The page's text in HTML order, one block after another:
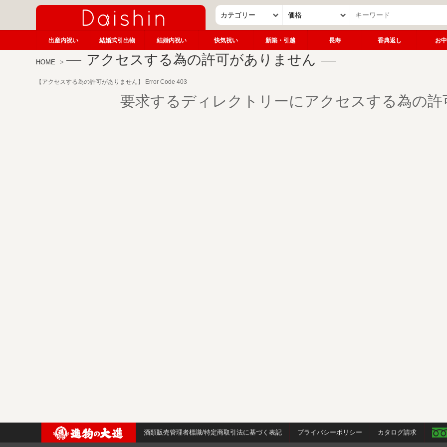
出産内祝い 結婚式引出物 結婚内祝い 快気祝い 新築・引越 長寿 香典返し お
HOME アクセスする為の許可がありません
【アクセスする為の許可がありません】 Error Code 403
要求するディレクトリーにアクセスする為の
酒類販売管理者標識/特定商取引法に基づく表記 プライバシーポリシー カタログ請求